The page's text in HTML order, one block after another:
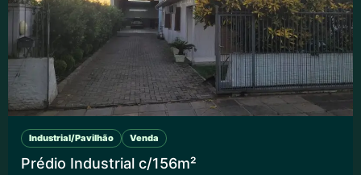
Industrial/Pavilhão Venda
Prédio Industrial c/156m²